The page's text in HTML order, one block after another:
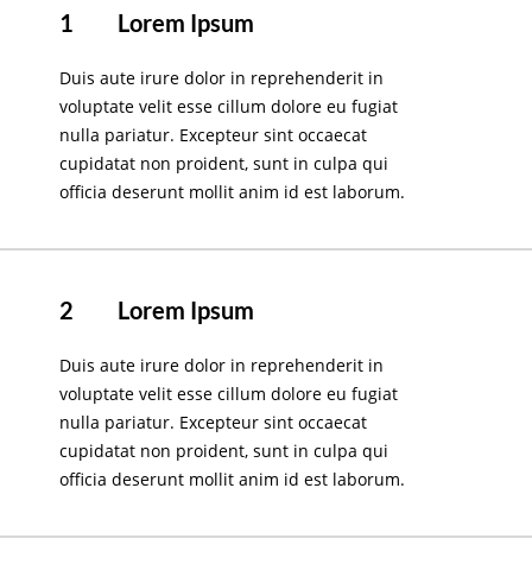
1 Lorem Ipsum
Duis aute irure dolor in reprehenderit in
voluptate velit esse cillum dolore eu fugiat
nulla pariatur. Excepteur sint occaecat
cupidatat non proident, sunt in culpa qui
officia deserunt mollit anim id est laborum.
2 Lorem Ipsum
Duis aute irure dolor in reprehenderit in
voluptate velit esse cillum dolore eu fugiat
nulla pariatur. Excepteur sint occaecat
cupidatat non proident, sunt in culpa qui
officia deserunt mollit anim id est laborum.